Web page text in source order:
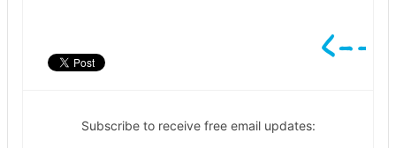
Subscribe to receive free email updates: